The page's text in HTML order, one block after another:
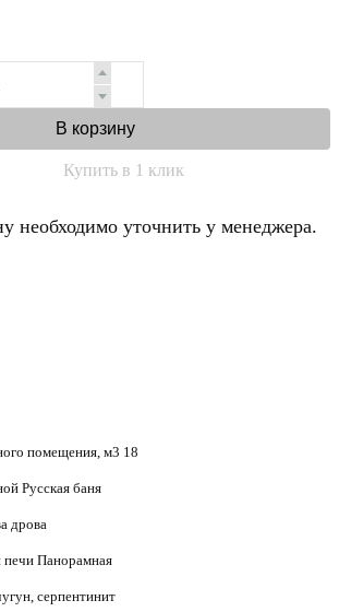
В корзину
Купить в 1 клик
необходимо уточнить у менеджера.
помещения, м3 18
Русская баня
дрова
печи Панорамная
серпентинит